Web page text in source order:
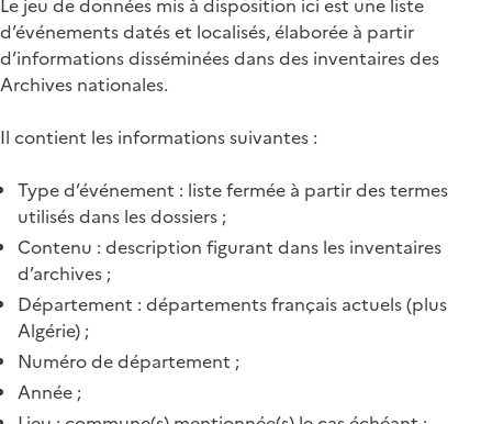
d’événements datés et localisés, élaborée à partir
d’informations disséminées dans des inventaires des
Archives nationales.
Il contient les informations suivantes :
Type d’événement : liste fermée à partir des termes
utilisés dans les dossiers ;
Contenu : description figurant dans les inventaires
d’archives ;
Département : départements français actuels (plus
Algérie) ;
Numéro de département ;
Année ;